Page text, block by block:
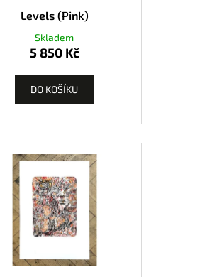
Levels (Pink)
Skladem
5 850 Kč
DO KOŠÍKU